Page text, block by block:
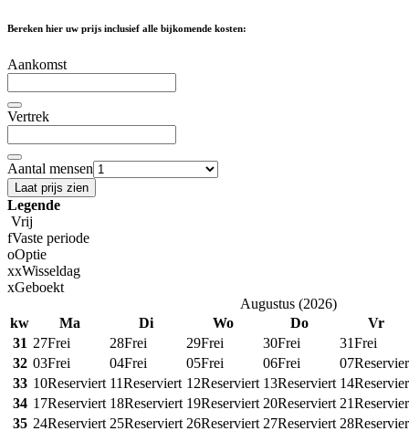
Bereken hier uw prijs inclusief alle bijkomende kosten:
Aankomst
Vertrek
Aantal mensen
Laat prijs zien
Legende
Vrij
fVaste periode
oOptie
xxWisseldag
xGeboekt
Augustus(2026)
kw
Ma Di Wo Do
Vr
31 27Frei 28Frei 29Frei 30Frei 31Frei
32 03Frei 04Frei 05Frei 06Frei 07
33 10Reserviert 11Reserviert 12Reserviert 13Reserviert 14
34 17Reserviert 18Reserviert 19Reserviert 20Reserviert 21
35 24Reserviert 25Reserviert 26Reserviert 27Reserviert 28